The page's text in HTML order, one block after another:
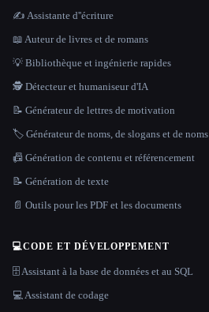
✍️ Assistante d''écriture
📖 Auteur de livres et de romans
💡 Bibliothèque et ingénierie rapides
🕵️ Détecteur et humaniseur d'IA
📝 Générateur de lettres de motivation
🏷️ Générateur de noms, de slogans et de noms
📠 Génération de contenu et référencement
📝 Génération de texte
📄 Outils pour les PDF et les documents
💻CODE ET DÉVELOPPEMENT
🗄️ Assistant à la base de données et au SQL
💻 Assistant de codage